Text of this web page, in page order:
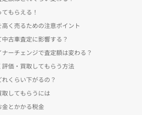
もらえる！
く売るための注意ポイント
古車査定に影響する？
ーチェンジで査定額は変わる？
価・買取してもらう方法
くらい下がるの？
してもらうには
とかかる税金